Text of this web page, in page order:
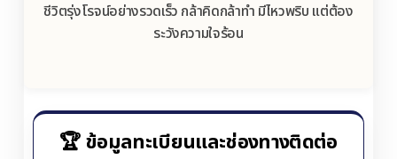
ชีวิตรุ่งโรจน์อย่างรวดเร็ว กล้าคิดกล้าทำ มีไหวพริบ แต่ต้อง
ระวังความใจร้อน
🏆 ข้อมูลทะเบียนและช่องทางติดต่อ